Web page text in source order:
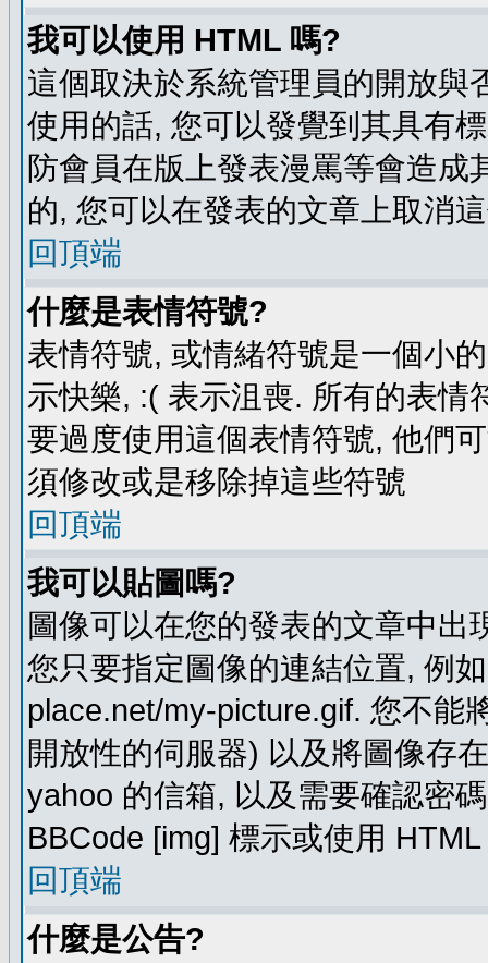
我可以使用 HTML 嗎?
這個取決於系統管理員的開放與
使用的話, 您可以發覺到其具有
防會員在版上發表漫罵等會造
的, 您可以在發表的文章上取消
回頂端
什麼是表情符號?
表情符號, 或情緒符號是一個小
示快樂, :( 表示沮喪. 所有的表情
要過度使用這個表情符號, 他們
須修改或是移除掉這些符號
回頂端
我可以貼圖嗎?
圖像可以在您的發表的文章中
您只要指定圖像的連結位置, 例
place.net/my-picture.gif. 您不能
開放性的伺服器) 以及將圖像存
yahoo 的信箱, 以及需要確認密
BBCode [img] 標示或使用
回頂端
什麼是公告?